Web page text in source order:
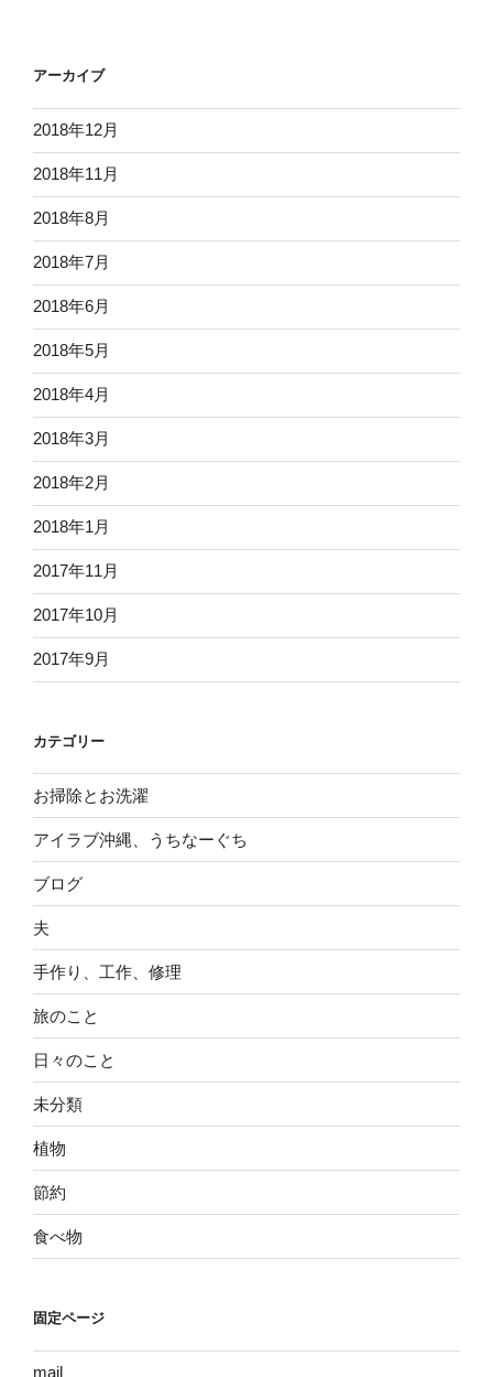
アーカイブ
2018年12月
2018年11月
2018年8月
2018年7月
2018年6月
2018年5月
2018年4月
2018年3月
2018年2月
2018年1月
2017年11月
2017年10月
2017年9月
カテゴリー
お掃除とお洗濯
アイラブ沖縄、うちなーぐち
ブログ
夫
手作り、工作、修理
旅のこと
日々のこと
未分類
植物
節約
食べ物
固定ページ
mail